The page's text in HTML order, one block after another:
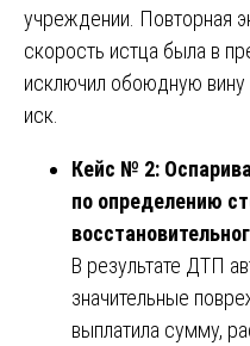
учреждении. Повторная
скорость истца была в
исключил обоюдную вину
иск.
Кейс № 2:
по определению
В результате ДТП
значительные
выплатила сумму,